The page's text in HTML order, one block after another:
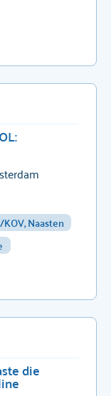
Naasten
die